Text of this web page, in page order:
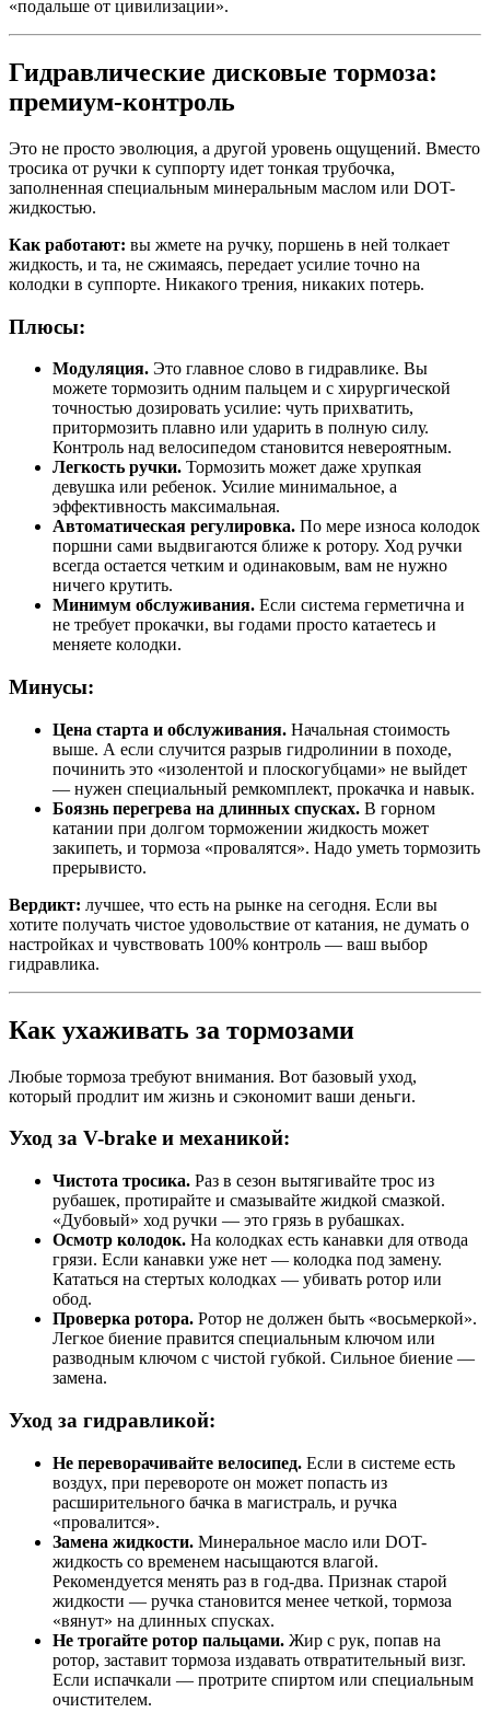
«подальше от цивилизации».
Гидравлические дисковые тормоза:
премиум-контроль
Это не просто эволюция, а другой уровень ощущений. Вместо
тросика от ручки к суппорту идет тонкая трубочка,
заполненная специальным минеральным маслом или DOT-
жидкостью.
Как работают: вы жмете на ручку, поршень в ней толкает
жидкость, и та, не сжимаясь, передает усилие точно на
колодки в суппорте. Никакого трения, никаких потерь.
Плюсы:
Модуляция. Это главное слово в гидравлике. Вы
можете тормозить одним пальцем и с хирургической
точностью дозировать усилие: чуть прихватить,
притормозить плавно или ударить в полную силу.
Контроль над велосипедом становится невероятным.
Легкость ручки. Тормозить может даже хрупкая
девушка или ребенок. Усилие минимальное, а
эффективность максимальная.
Автоматическая регулировка. По мере износа колодок
поршни сами выдвигаются ближе к ротору. Ход ручки
всегда остается четким и одинаковым, вам не нужно
ничего крутить.
Минимум обслуживания. Если система герметична и
не требует прокачки, вы годами просто катаетесь и
меняете колодки.
Минусы:
Цена старта и обслуживания. Начальная стоимость
выше. А если случится разрыв гидролинии в походе,
починить это «изолентой и плоскогубцами» не выйдет
— нужен специальный ремкомплект, прокачка и навык.
Боязнь перегрева на длинных спусках. В горном
катании при долгом торможении жидкость может
закипеть, и тормоза «провалятся». Надо уметь тормозить
прерывисто.
Вердикт: лучшее, что есть на рынке на сегодня. Если вы
хотите получать чистое удовольствие от катания, не думать о
настройках и чувствовать 100% контроль — ваш выбор
гидравлика.
Как ухаживать за тормозами
Любые тормоза требуют внимания. Вот базовый уход,
который продлит им жизнь и сэкономит ваши деньги.
Уход за V-brake и механикой:
Чистота тросика. Раз в сезон вытягивайте трос из
рубашек, протирайте и смазывайте жидкой смазкой.
«Дубовый» ход ручки — это грязь в рубашках.
Осмотр колодок. На колодках есть канавки для отвода
грязи. Если канавки уже нет — колодка под замену.
Кататься на стертых колодках — убивать ротор или
обод.
Проверка ротора. Ротор не должен быть «восьмеркой».
Легкое биение правится специальным ключом или
разводным ключом с чистой губкой. Сильное биение —
замена.
Уход за гидравликой:
Не переворачивайте велосипед. Если в системе есть
воздух, при перевороте он может попасть из
расширительного бачка в магистраль, и ручка
«провалится».
Замена жидкости. Минеральное масло или DOT-
жидкость со временем насыщаются влагой.
Рекомендуется менять раз в год-два. Признак старой
жидкости — ручка становится менее четкой, тормоза
«вянут» на длинных спусках.
Не трогайте ротор пальцами. Жир с рук, попав на
ротор, заставит тормоза издавать отвратительный визг.
Если испачкали — протрите спиртом или специальным
очистителем.